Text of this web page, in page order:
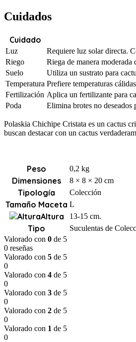
Cuidados
Cuidado
Luz
Requiere luz solar directa.
Riego
Riega de manera
Suelo
Utiliza un sustrato para
Temperatura Prefiere temperaturas
Fertilización Aplica un fertilizante para
Poda
Elimina brotes no deseados
Polaskia Chichipe Cristata es un cactus
buscan destacar con un cactus
Peso 0,2 kg
Dimensiones 8 × 8 × 20 cm
Tipología Colección
Tamaño Maceta L
Altura 13-15 cm.
Tipo
Suculentas de
Valorado con 0 de 5
0 reseñas
Valorado con 5 de 5
0
Valorado con 4 de 5
0
Valorado con 3 de 5
0
Valorado con 2 de 5
0
Valorado con 1 de 5
0